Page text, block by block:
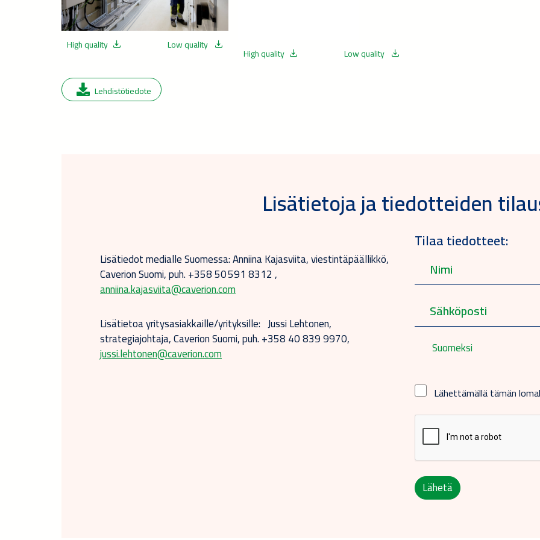
High quality Low quality
High quality Low quality
Lehdistötiedote
Lisätietoja ja tiedotteiden
Lisätiedot medialle Suomessa: Anniina Kajasviita, viestintäpäällikkö,
Caverion Suomi, puh. +358 50 591 8312 ,
anniina.kajasviita@caverion.com
Lisätietoa yritysasiakkaille/yrityksille: Jussi Lehtonen,
strategiajohtaja, Caverion Suomi, puh. +358 40 839 9970,
jussi.lehtonen@caverion.com
Tilaa tiedotteet:
Suomeksi
Lähettämällä tämän
Lähetä